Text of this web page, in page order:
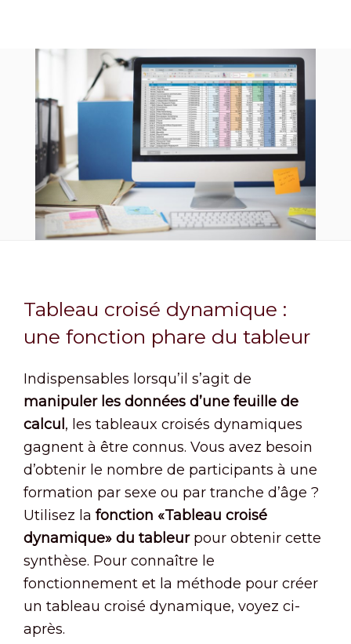
Tableau croisé dynamique :
une fonction phare du tableur
Indispensables lorsqu’il s’agit de
manipuler les données d’une feuille de
calcul, les tableaux croisés dynamiques
gagnent à être connus. Vous avez besoin
d’obtenir le nombre de participants à une
formation par sexe ou par tranche d’âge ?
Utilisez la fonction «Tableau croisé
dynamique» du tableurpour obtenir cette
synthèse. Pour connaître le
fonctionnement et la méthode pour créer
un tableau croisé dynamique, voyez ci-
après.